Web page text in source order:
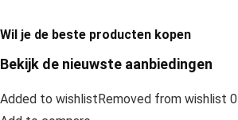
Wil je de beste producten kopen
Bekijk de nieuwste aanbiedingen
Added to wishlistRemoved from wishlist 0